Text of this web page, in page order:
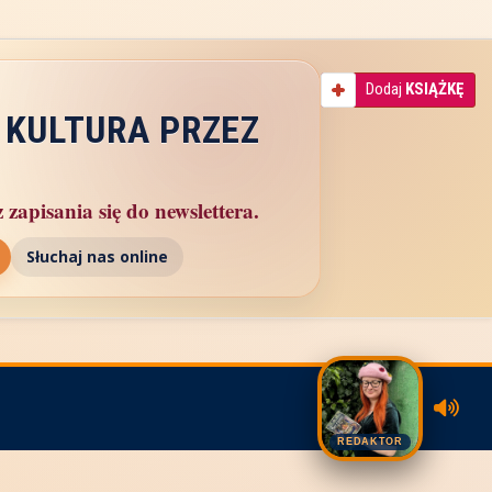
PRZEZ
się do newslettera.
Słuchaj nas online
Dodaj KSIĄŻKĘ
REDAKTOR